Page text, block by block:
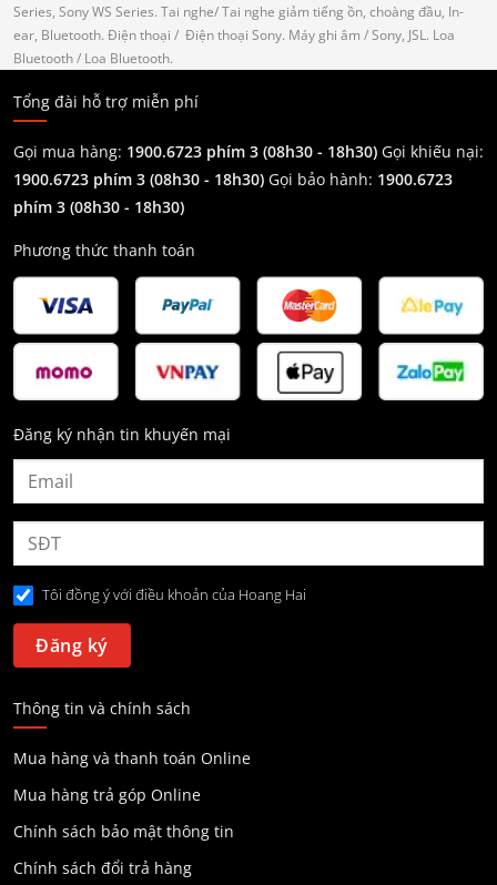
Series, Sony WS Series. Tai nghe/ Tai nghe giảm tiếng ồn, choàng đầu, In-
ear, Bluetooth. Điện thoại / Điện thoại Sony. Máy ghi âm / Sony, JSL. Loa
Bluetooth/ Loa Bluetooth.
Tổng đài hỗ trợ miễn phí
Gọi mua hàng: 1900.6723 phím 3 (08h30 - 18h30) Gọi khiếu nại:
1900.6723 phím 3 (08h30 - 18h30) Gọi bảo hành: 1900.6723
phím 3 (08h30 - 18h30)
Phương thức thanh toán
Đăng ký nhận tin khuyến mại
Tôi đồng ý với điều khoản của Hoang Hai
Thông tin và chính sách
Mua hàng và thanh toán Online
Mua hàng trả góp Online
Chính sách bảo mật thông tin
Chính sách đổi trả hàng